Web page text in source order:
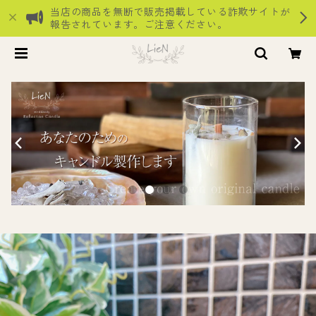
当店の商品を無断で販売掲載している詐欺サイトが
報告されています。ご注意ください。